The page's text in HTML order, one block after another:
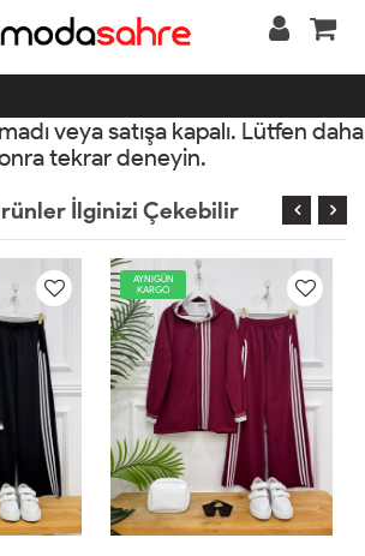
veya satışa kapalı. Lütfen daha
tekrar deneyin.
İlginizi Çekebilir
AYNIGÜN
KARGO